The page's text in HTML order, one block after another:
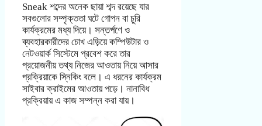
Sneak শব্দের অনেক ছায়া শব্দ রয়েছে যার
সবগুলোর সম্পৃক্ততা ঘটে গোপন বা চুরি
কার্যক্রমের মধ্য দিয়ে। সন্তর্পণে ও
ব্যবহারকারীদের চোখ এড়িয়ে কম্পিউটার ও
নেটওয়ার্ক সিস্টেমে প্রবেশ করে তার
প্রয়োজনীয় তথ্য নিজের আওতায় নিয়ে আসার
প্রক্রিয়াকে স্নিকিং বলে। এ ধরনের কার্যক্রম
সাইবার ক্রাইমের আওতায় পড়ে। নানাবিধ
প্রক্রিয়ায় এ কাজ সম্পন্ন করা যায়।